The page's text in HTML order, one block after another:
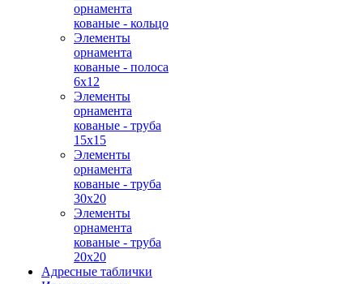
орнамента
кованые - кольцо
Элементы
орнамента
кованые - полоса
6х12
Элементы
орнамента
кованые - труба
15х15
Элементы
орнамента
кованые - труба
30х20
Элементы
орнамента
кованые - труба
20х20
Адресные таблички